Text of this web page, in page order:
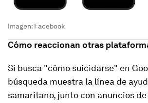
Imagen: Facebook
Cómo reaccionan otras
Si busca "cómo suicidarse" en
búsqueda muestra la línea de
samaritano, junto con anuncios